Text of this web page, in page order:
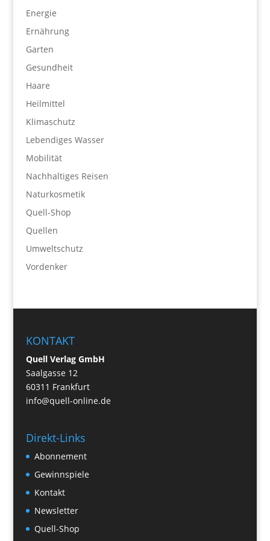
Energie
Ernährung
Garten
Gesundheit
Haare
Heilmittel
Klimaschutz
Lebendiges Wasser
Mobilität
Nachhaltiges Reisen
Naturkosmetik
Quell-Shop
Quellen
Umweltschutz
Vordenker
KONTAKT
Quell Verlag GmbH
Saalgasse 12
60311 Frankfurt
info@quell-online.de
Direkt-Links
Abonnement
Gewinnspiele
Kontakt
Newsletter
Quell-Shop